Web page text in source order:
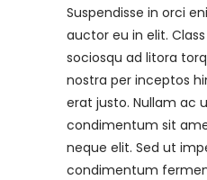
Suspendisse in orci
auctor eu in elit.
sociosqu ad litora
nostra per inceptos
erat justo. Nullam ac
condimentum sit
neque elit. Sed ut
condimentum